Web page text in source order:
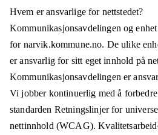
Hvem er ansvarlige for nettstedet?
Kommunikasjonsavdelingen og
for narvik.kommune.no. De ulike
er ansvarlig for sitt eget innhold på
Kommunikasjonsavdelingen er
Vi jobber kontinuerlig med å
standarden Retningslinjer for
nettinnhold (WCAG).